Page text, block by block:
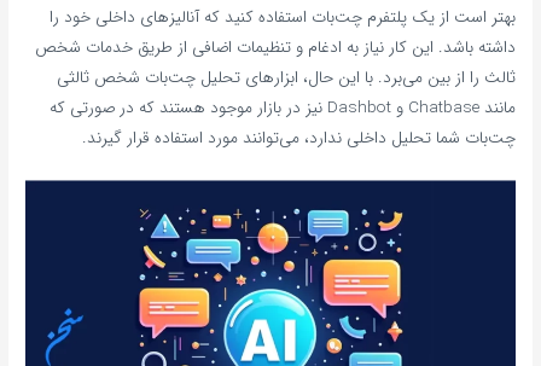
بهتر است از یک پلتفرم چت‌بات استفاده کنید که آنالیزهای داخلی خود را
داشته باشد. این کار نیاز به ادغام و تنظیمات اضافی از طریق خدمات شخص
ثالث را از بین می‌برد. با این حال، ابزارهای تحلیل چت‌بات شخص ثالثی
مانند Chatbase و Dashbot نیز در بازار موجود هستند که در صورتی که
چت‌بات شما تحلیل داخلی ندارد، می‌توانند مورد استفاده قرار گیرند.